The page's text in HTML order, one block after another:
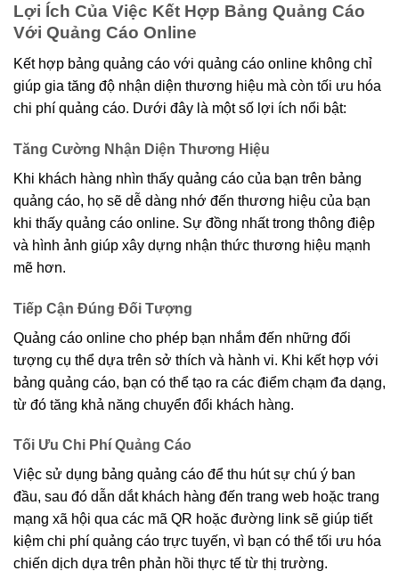
Lợi Ích Của Việc Kết Hợp Bảng Quảng Cáo
Với Quảng Cáo Online
Kết hợp bảng quảng cáo với quảng cáo online không chỉ
giúp gia tăng độ nhận diện thương hiệu mà còn tối ưu hóa
chi phí quảng cáo. Dưới đây là một số lợi ích nổi bật:
Tăng Cường Nhận Diện Thương Hiệu
Khi khách hàng nhìn thấy quảng cáo của bạn trên bảng
quảng cáo, họ sẽ dễ dàng nhớ đến thương hiệu của bạn
khi thấy quảng cáo online. Sự đồng nhất trong thông điệp
và hình ảnh giúp xây dựng nhận thức thương hiệu mạnh
mẽ hơn.
Tiếp Cận Đúng Đối Tượng
Quảng cáo online cho phép bạn nhắm đến những đối
tượng cụ thể dựa trên sở thích và hành vi. Khi kết hợp với
bảng quảng cáo, bạn có thể tạo ra các điểm chạm đa dạng,
từ đó tăng khả năng chuyển đổi khách hàng.
Tối Ưu Chi Phí Quảng Cáo
Việc sử dụng bảng quảng cáo để thu hút sự chú ý ban
đầu, sau đó dẫn dắt khách hàng đến trang web hoặc trang
mạng xã hội qua các mã QR hoặc đường link sẽ giúp tiết
kiệm chi phí quảng cáo trực tuyến, vì bạn có thể tối ưu hóa
chiến dịch dựa trên phản hồi thực tế từ thị trường.